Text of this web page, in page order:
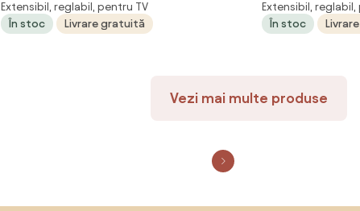
verticală, gri taupe, textil
Extensibil, reglabil, pentru TV
În stoc
Livrare gratuită
țesătură
Extensibil, reglabil,
În stoc
Vezi mai multe produse